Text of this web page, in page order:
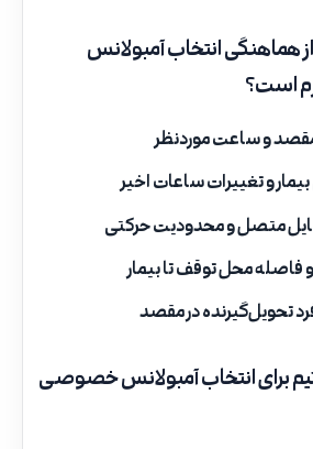
هماهنگی انتخاب آمبولانس
است؟
و ساعت موردنظر
و تغییرات ساعات اخیر
متصل و محدودیت حرکتی
فاصله محل توقف تا بیمار
تحویل‌گیرنده در مقصد
برای انتخاب آمبولانس خصوصی